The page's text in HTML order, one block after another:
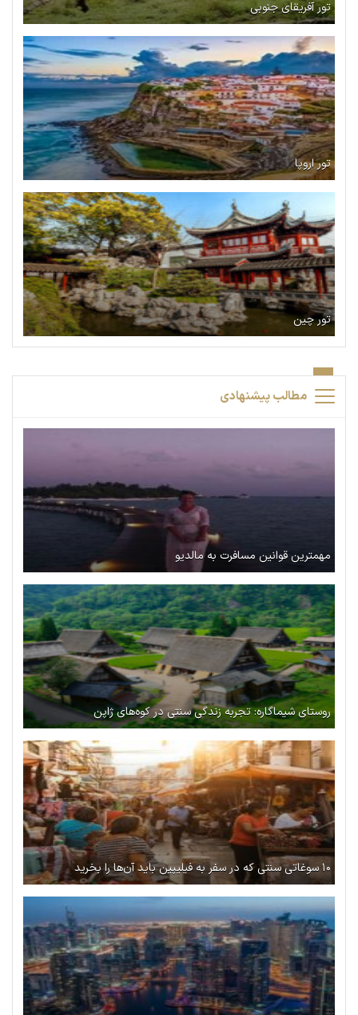
تور آفریقای جنوبی
تور اروپا
تور چین
مطالب پیشنهادی
مهمترین قوانین مسافرت به مالدیو
روستای شیماگاره: تجربه زندگی سنتی در کوه‌های ژاپن
۱۰ سوغاتی سنتی که در سفر به فیلیپین باید آن‌ها را بخرید